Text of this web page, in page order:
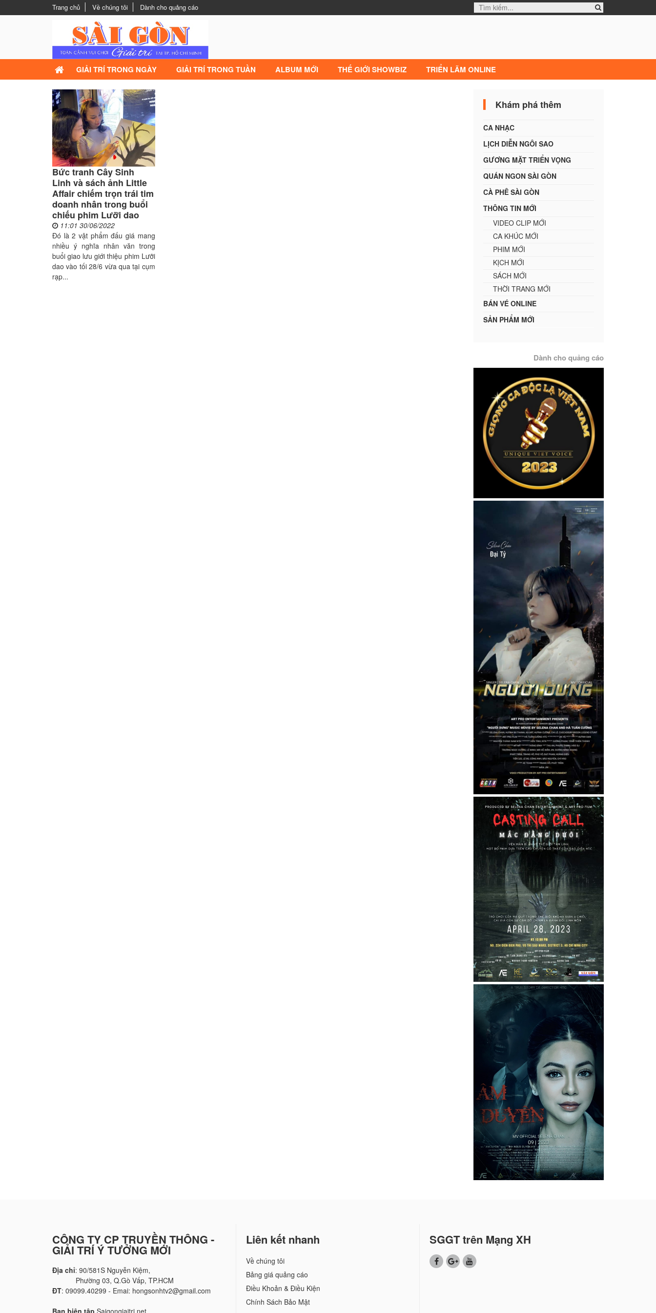
Trang chủ Về chúng tôi Dành cho quảng cáo
GIẢI TRÍ TRONG NGÀY GIẢI TRÍ TRONG TUẦN ALBUM MỚI THẾ GIỚI SHOWBIZ TRIỂN LÃM ONLINE
Bức tranh Cây Sinh
Linh và sách ảnh Little
Affair chiếm trọn trái tim
doanh nhân trong buổi
chiếu phim Lưỡi dao
11:01 30/06/2022
Đó là 2 vật phẩm đấu giá mang
nhiều ý nghĩa nhân văn trong
buổi giao lưu giới thiệu phim Lưỡi
dao vào tối 28/6 vừa qua tại cụm
rạp...
Khám phá thêm
CA NHẠC
LỊCH DIỄN NGÔI SAO
GƯƠNG MẶT TRIỂN VỌNG
QUÁN NGON SÀI GÒN
CÀ PHÊ SÀI GÒN
THÔNG TIN MỚI
VIDEO CLIP MỚI
CA KHÚC MỚI
PHIM MỚI
KỊCH MỚI
SÁCH MỚI
THỜI TRANG MỚI
BÁN VÉ ONLINE
SẢN PHẨM MỚI
Dành cho quảng cáo
CÔNG TY CP TRUYỀN THÔNG -
GIẢI TRÍ Ý TƯỞNG MỚI
Địa chỉ: 90/581S Nguyễn Kiệm,
Phường 03, Q.Gò Vấp, TP.HCM
ĐT: 09099.40299 - Emai: hongsonhtv2@gmail.com
Liên kết nhanh
Về chúng tôi
Bảng giá quảng cáo
Điều Khoản & Điều Kiện
Chính Sách Bảo Mật
SGGT trên Mạng XH